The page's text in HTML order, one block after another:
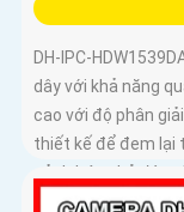
DH-IPC-
dây với khả năng
cao với độ phân
thiết kế để đem lại
cảnh báo chủ
phương tiện